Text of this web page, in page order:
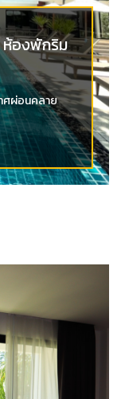
ห้องพักริม
ศผ่อนคลาย